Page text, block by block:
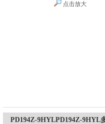
点击放大
PD194Z-9HYLPD194Z-9HYL